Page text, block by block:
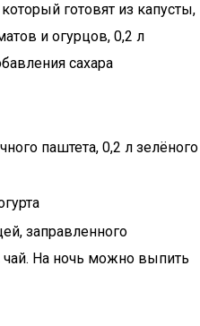
готовят из капусты,
и огурцов, 0,2 л
сахара
паштета, 0,2 л зелёного
заправленного
На ночь можно выпить